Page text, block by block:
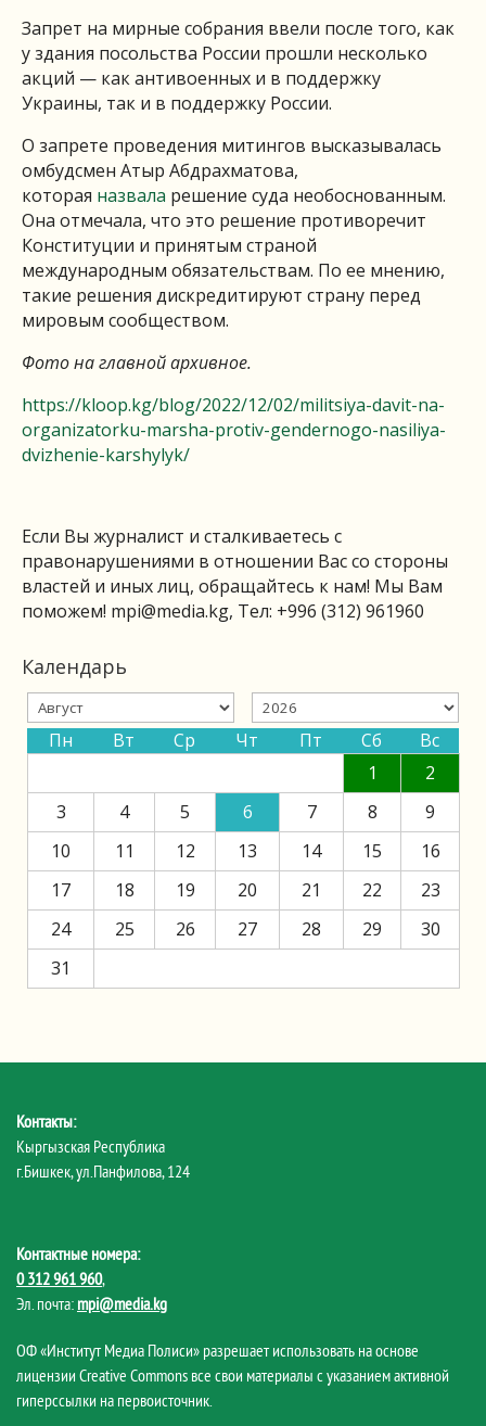
Запрет на мирные собрания ввели после того, как
у здания посольства России прошли несколько
акций — как антивоенных и в поддержку
Украины, так и в поддержку России.
О запрете проведения митингов высказывалась
омбудсмен Атыр Абдрахматова,
которая назвала решение суда необоснованным.
Она отмечала, что это решение противоречит
Конституции и принятым страной
международным обязательствам. По ее мнению,
такие решения дискредитируют страну перед
мировым сообществом.
Фото на главной архивное.
https://kloop.kg/blog/2022/12/02/militsiya-davit-na-
organizatorku-marsha-protiv-gendernogo-nasiliya-
dvizhenie-karshylyk/
Если Вы журналист и сталкиваетесь с
правонарушениями в отношении Вас со стороны
властей и иных лиц, обращайтесь к нам! Мы Вам
поможем! mpi@media.kg, Тел: +996 (312) 961960
Календарь
Пн Вт Ср Чт Пт Сб
Вс
1
2
3
4 5 6 7 8
9
10
11 12 13 14 15
16
17
18 19 20 21 22
23
24
25 26 27 28 29
30
31
Контакты:
Кыргызская Республика
г.Бишкек, ул.Панфилова, 124
Контактные номера:
0 312 961 960,
Эл. почта: mpi@media.kg
ОФ «Институт Медиа Полиси» разрешает использовать на основе
лицензии Creative Commons все свои материалы с указанием активной
гиперссылки на первоисточник.